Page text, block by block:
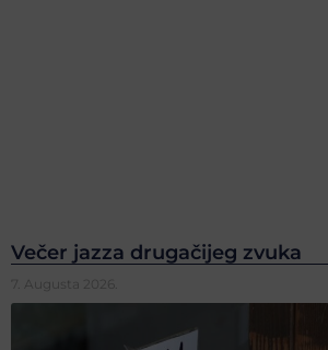
Večer jazza drugačijeg zvuka
7. Augusta 2026.